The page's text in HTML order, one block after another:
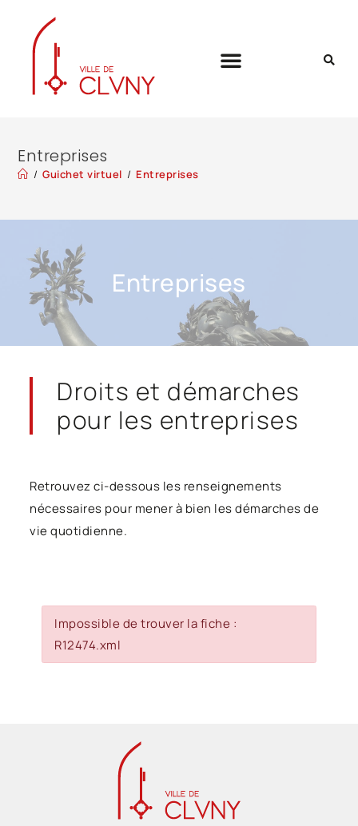
Entreprises
/ Guichet virtuel / Entreprises
Entreprises
Droits et démarches
pour les entreprises
Retrouvez ci-dessous les renseignements
nécessaires pour mener à bien les démarches de
vie quotidienne.
Impossible de trouver la fiche :
R12474.xml